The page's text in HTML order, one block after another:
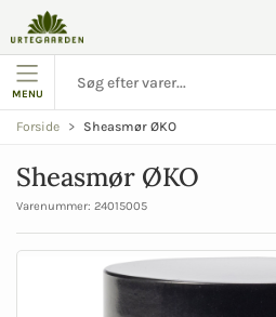
MENU
Forside Sheasmør ØKO
Sheasmør ØKO
Varenummer: 24015005